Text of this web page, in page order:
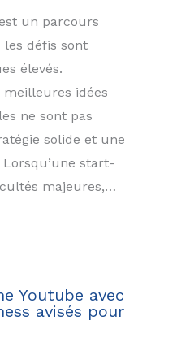
un parcours
les défis sont
élevés.
idées
ne sont pas
solide et une
start-
majeures,…
Youtube avec
avisés pour